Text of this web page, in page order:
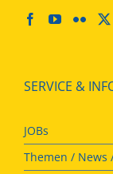
SERVICE &
JOBs
Themen / News